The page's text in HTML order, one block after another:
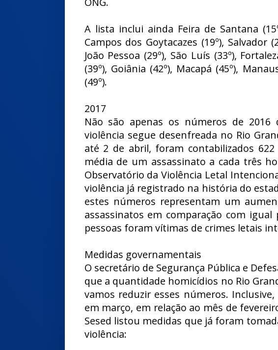
A lista inclui ainda Feira de Santana
Campos dos Goytacazes (19º), Salvador
João Pessoa (29º), São Luís (33º),
(39º), Goiânia (42º), Macapá (45º),
(49º).
2017
Não são apenas os números de 2016
violência segue desenfreada no Rio
até 2 de abril, foram contabilizados
média de um assassinato a cada três
Observatório da Violência Letal
violência já registrado na história do
estes números representam um
assassinatos em comparação com
pessoas foram vítimas de crimes letais
Medidas governamentais
O secretário de Segurança Pública e
que a quantidade homicídios no Rio
vamos reduzir esses números.
em março, em relação ao mês de
Sesed listou medidas que já foram
violência: